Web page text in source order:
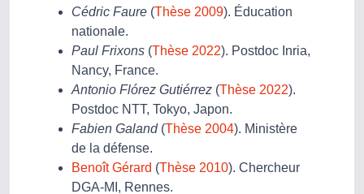
Cédric Faure (Thèse 2009). Éducation
nationale.
Paul Frixons (Thèse 2022). Postdoc Inria,
Nancy, France.
Antonio Flórez Gutiérrez (Thèse 2022).
Postdoc NTT, Tokyo, Japon.
Fabien Galand(Thèse 2004). Ministère
de la défense.
Benoît Gérard (Thèse 2010). Chercheur
DGA-MI, Rennes.